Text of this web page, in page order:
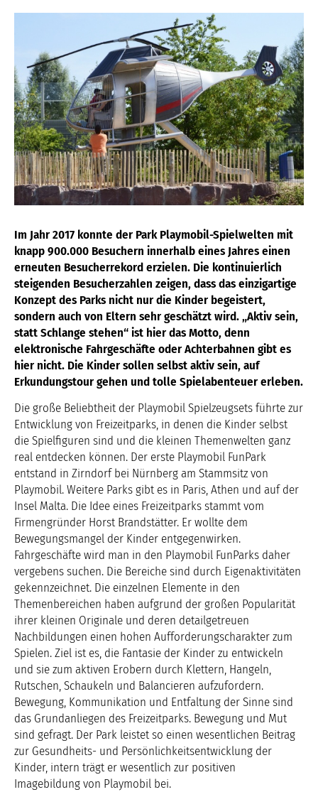
Im Jahr 2017 konnte der Park Playmobil-Spielwelten mit
knapp 900.000 Besuchern innerhalb eines Jahres einen
erneuten Besucherrekord erzielen. Die kontinuierlich
steigenden Besucherzahlen zeigen, dass das einzigartige
Konzept des Parks nicht nur die Kinder begeistert,
sondern auch von Eltern sehr geschätzt wird. „Aktiv sein,
statt Schlange stehen“ ist hier das Motto, denn
elektronische Fahrgeschäfte oder Achterbahnen gibt es
hier nicht. Die Kinder sollen selbst aktiv sein, auf
Erkundungstour gehen und tolle Spielabenteuer erleben.
Die große Beliebtheit der Playmobil Spielzeugsets führte zur
Entwicklung von Freizeitparks, in denen die Kinder selbst
die Spielfiguren sind und die kleinen Themenwelten ganz
real entdecken können. Der erste Playmobil FunPark
entstand in Zirndorf bei Nürnberg am Stammsitz von
Playmobil. Weitere Parks gibt es in Paris, Athen und auf der
Insel Malta. Die Idee eines Freizeitparks stammt vom
Firmengründer Horst Brandstätter. Er wollte dem
Bewegungsmangel der Kinder entgegenwirken.
Fahrgeschäfte wird man in den Playmobil FunParks daher
vergebens suchen. Die Bereiche sind durch Eigenaktivitäten
gekennzeichnet. Die einzelnen Elemente in den
Themenbereichen haben aufgrund der großen Popularität
ihrer kleinen Originale und deren detailgetreuen
Nachbildungen einen hohen Aufforderungscharakter zum
Spielen. Ziel ist es, die Fantasie der Kinder zu entwickeln
und sie zum aktiven Erobern durch Klettern, Hangeln,
Rutschen, Schaukeln und Balancieren aufzufordern.
Bewegung, Kommunikation und Entfaltung der Sinne sind
das Grundanliegen des Freizeitparks. Bewegung und Mut
sind gefragt. Der Park leistet so einen wesentlichen Beitrag
zur Gesundheits- und Persönlichkeitsentwicklung der
Kinder, intern trägt er wesentlich zur positiven
Imagebildung von Playmobil bei.